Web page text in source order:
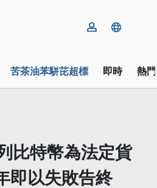
苦茶油苯駢芘超標 即時 熱
比特幣為法定貨
即以失敗告終